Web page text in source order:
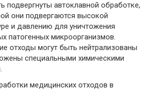
подвергнуты автоклавной обработке,
они подвергаются высокой
и давлению для уничтожения
патогенных микроорганизмов.
отходы могут быть нейтрализованы
специальными химическими
медицинских отходов в